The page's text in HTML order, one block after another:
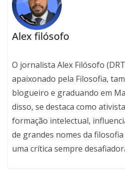
Alex filósofo
O jornalista Alex Filósofo
apaixonado pela Filosofia,
blogueiro e graduando em
disso, se destaca como
formação intelectual,
de grandes nomes da
uma crítica sempre